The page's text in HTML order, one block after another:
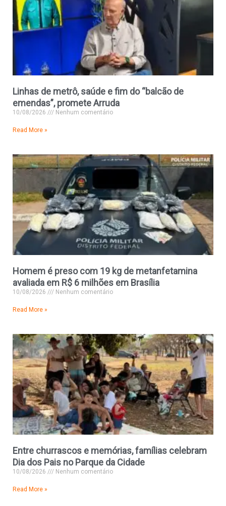
Linhas de metrô, saúde e fim do “balcão de
emendas”, promete Arruda
10/08/2026 Nenhum comentário
Read More »
Homem é preso com 19 kg de metanfetamina
avaliada em R$ 6 milhões em Brasília
10/08/2026 Nenhum comentário
Read More »
Entre churrascos e memórias, famílias celebram
Dia dos Pais no Parque da Cidade
10/08/2026 Nenhum comentário
Read More »